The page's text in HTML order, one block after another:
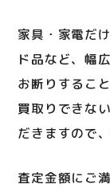
家具・家電だ
ド品など、幅
お断りするこ
買取りできな
だきますので
査定金額にご